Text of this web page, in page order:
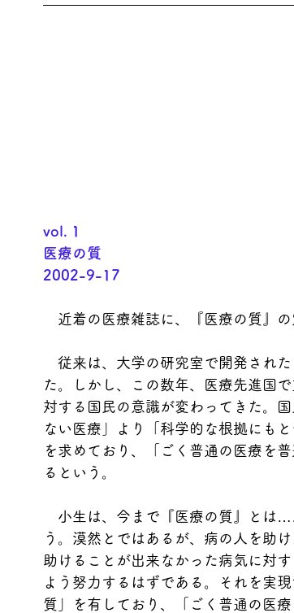
vol. 1
2002-9-17
近着の医療雑誌に、『医療の質』の
従来は、大学の研究室で開発され
た。しかし、この数年、医療先進国
対する国民の意識が変わってきた。
ない医療」より「科学的な根拠にも
を求めており、「ごく普通の医療を
るという。
小生は、今まで『医療の質』とは
う。漠然とではあるが、病の人を助
助けることが出来なかった病気に対
よう努力するはずである。それを実
質」を有しており、「ごく普通の医